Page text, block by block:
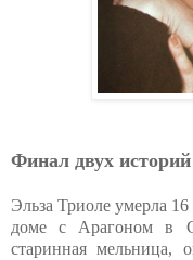
Финал двух историй
Эльза Триоле умерла
доме с Арагоном в
старинная мельница,